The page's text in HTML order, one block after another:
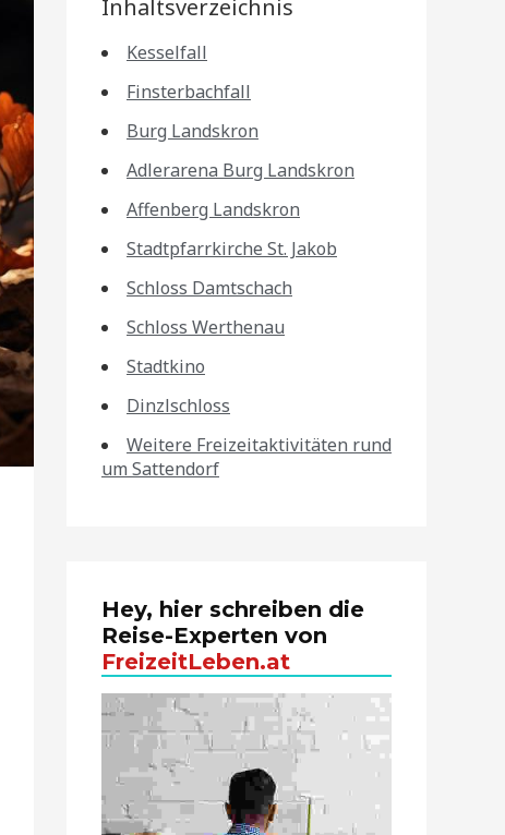
Inhaltsverzeichnis
Kesselfall
Finsterbachfall
Burg Landskron
Adlerarena Burg Landskron
Affenberg Landskron
Stadtpfarrkirche St. Jakob
Schloss Damtschach
Schloss Werthenau
Stadtkino
Dinzlschloss
Weitere Freizeitaktivitäten rund
um Sattendorf
Hey, hier schreiben die
Reise-Experten von
FreizeitLeben.at